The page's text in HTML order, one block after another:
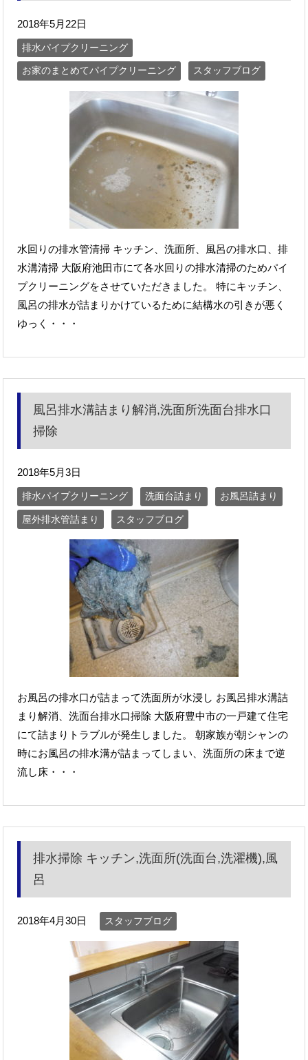
2018年5月22日
排水パイプクリーニング
お家のまとめてパイプクリーニング スタッフブログ
水回りの排水管清掃 キッチン、洗面所、風呂の排水口、排
水溝清掃 大阪府池田市にて各水回りの排水清掃のためパイ
プクリーニングをさせていただきました。 特にキッチン、
風呂の排水が詰まりかけているために結構水の引きが悪く
ゆっく・・・
風呂排水溝詰まり解消,洗面所洗面台排水口
掃除
2018年5月3日
排水パイプクリーニング 洗面台詰まり お風呂詰まり
屋外排水管詰まり スタッフブログ
お風呂の排水口が詰まって洗面所が水浸し お風呂排水溝詰
まり解消、洗面台排水口掃除 大阪府豊中市の一戸建て住宅
にて詰まりトラブルが発生しました。 朝家族が朝シャンの
時にお風呂の排水溝が詰まってしまい、洗面所の床まで逆
流し床・・・
排水掃除 キッチン,洗面所(洗面台,洗濯機),風
呂
2018年4月30日 スタッフブログ